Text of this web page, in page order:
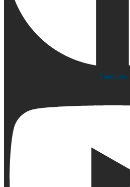
Youtube